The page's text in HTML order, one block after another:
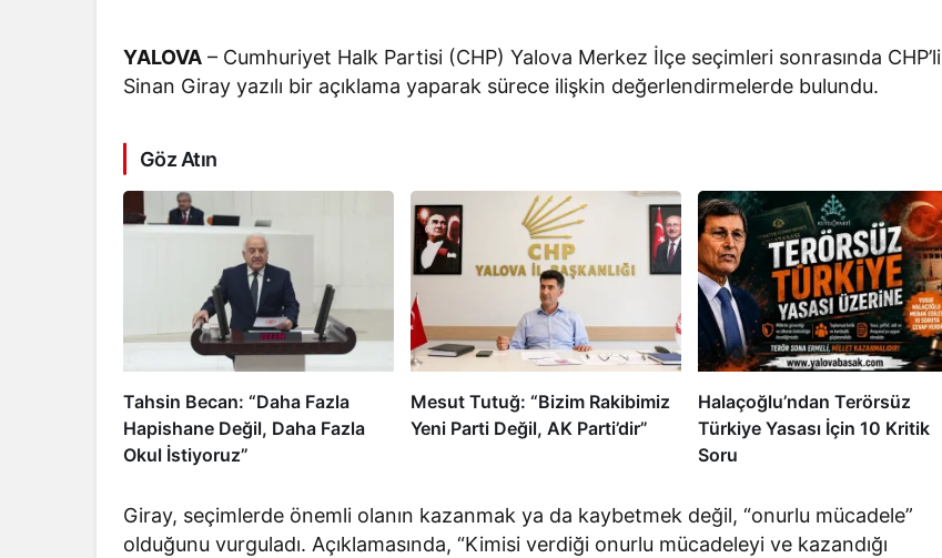
YALOVA – Cumhuriyet Halk Partisi (CHP) Yalova Merkez İlçe seçimleri sonrasında CHP’li
Sinan Giray yazılı bir açıklama yaparak sürece ilişkin değerlendirmelerde bulundu.
Göz Atın
Tahsin Becan: “Daha Fazla
Hapishane Değil, Daha Fazla
Okul İstiyoruz”
Mesut Tutuğ: “Bizim Rakibimiz
Yeni Parti Değil, AK Parti’dir”
Halaçoğlu’ndan Terörsüz
Türkiye Yasası İçin 10 Kritik
Soru
Giray, seçimlerde önemli olanın kazanmak ya da kaybetmek değil, “onurlu mücadele”
olduğunu vurguladı. Açıklamasında, “Kimisi verdiği onurlu mücadeleyi ve kazandığı